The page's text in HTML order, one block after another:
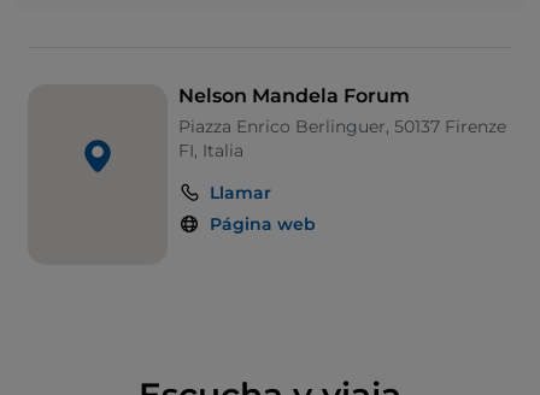
encuentro y de una comunidad abierta, global y
Nelson Mandela Forum
Piazza Enrico Berlinguer, 50137 Firenze
FI, Italia
Llamar
Página web